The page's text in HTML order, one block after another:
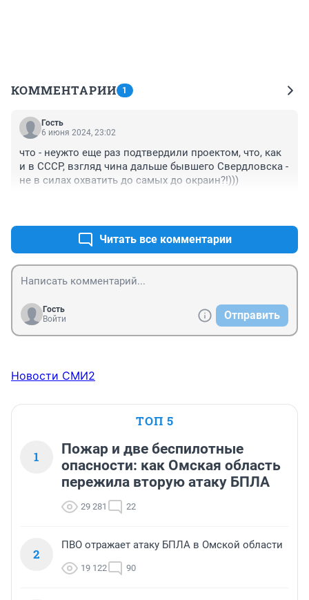
КОММЕНТАРИИ 1
Гость
6 июня 2024, 23:02
что - неужто еще раз подтвердили проектом, что, как
и в СССР, взгляд чина дальше бывшего Свердловска -
не в силах охватить до самых до окраин?!)))
Читать все комментарии
Гость
Войти
Отправить
Новости СМИ2
ТОП 5
1
Пожар и две беспилотные
опасности: как Омская область
пережила вторую атаку БПЛА
29 281 22
2
ПВО отражает атаку БПЛА в Омской области
19 122 90